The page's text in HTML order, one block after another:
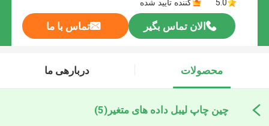
5.0 کننده تایید شده
الان تماس بگیر تماس با ما
محصولات دربارهی ما
چین چاپ لیبل داده های متغیر (5)